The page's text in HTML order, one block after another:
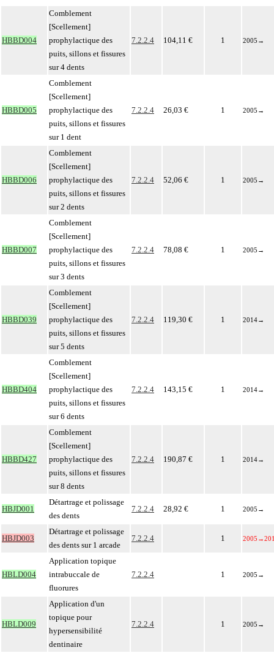
HBBD004
Comblement
[Scellement]
prophylactique des
puits, sillons et fissures
sur 4 dents
7.2.2.4 104,11 € 1 2005 →
HBBD005
Comblement
[Scellement]
prophylactique des
puits, sillons et fissures
sur 1 dent
7.2.2.4 26,03 € 1 2005 →
HBBD006
Comblement
[Scellement]
prophylactique des
puits, sillons et fissures
sur 2 dents
7.2.2.4 52,06 € 1 2005 →
HBBD007
Comblement
[Scellement]
prophylactique des
puits, sillons et fissures
sur 3 dents
7.2.2.4 78,08 € 1 2005 →
HBBD039
Comblement
[Scellement]
prophylactique des
puits, sillons et fissures
sur 5 dents
7.2.2.4 119,30 € 1 2014→
HBBD404
Comblement
[Scellement]
prophylactique des
puits, sillons et fissures
sur 6 dents
7.2.2.4 143,15 € 1 2014→
HBBD427
Comblement
[Scellement]
prophylactique des
puits, sillons et fissures
sur 8 dents
7.2.2.4 190,87 € 1 2014→
HBJD001
Détartrage et polissage
des dents
7.2.2.4 28,92 € 1 2005 →
HBJD003
Détartrage et polissage
des dents sur 1 arcade
7.2.2.4 1 2005 →
HBLD004
Application topique
intrabuccale de
fluorures
7.2.2.4 1 2005 →
HBLD009
Application d'un
topique pour
hypersensibilité
dentinaire
7.2.2.4 1 2005 →